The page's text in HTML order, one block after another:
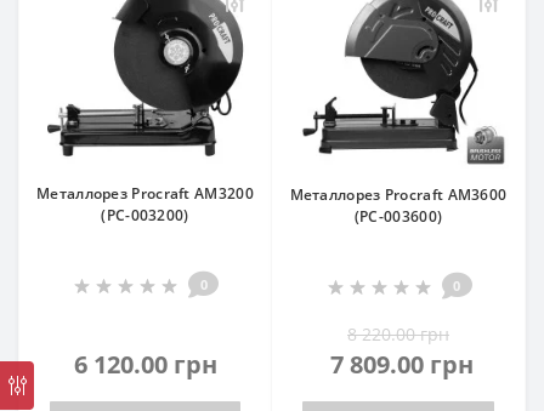
Металлорез Procraft AM3200
(PC-003200)
0
6 120.00 грн
Металлорез Procraft AM3600
(PC-003600)
0
8 220.00 грн
7 809.00 грн